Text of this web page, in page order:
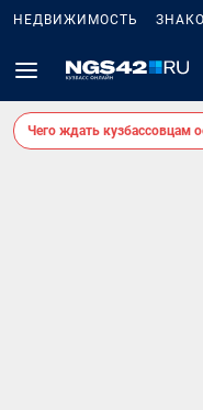
НЕДВИЖИМОСТЬ
Чего ждать кузбассовцам